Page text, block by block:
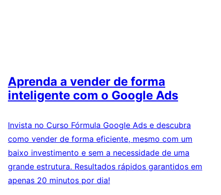
Aprenda a vender de forma
inteligente com o Google Ads
Invista no Curso Fórmula Google Ads e descubra
como vender de forma eficiente, mesmo com um
baixo investimento e sem a necessidade de uma
grande estrutura. Resultados rápidos garantidos em
apenas 20 minutos por dia!